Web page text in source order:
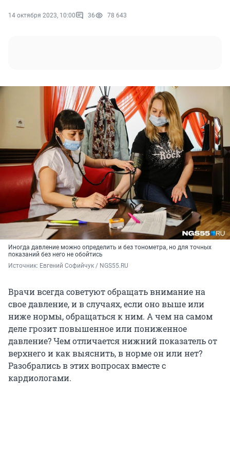
14 октября 2023, 10:00 36 78 643
Иногда давление можно определить и без тонометра, но для точных
показаний без него не обойтись
Источник: Евгений Софийчук / NGS55.RU
Врачи всегда советуют обращать внимание на
свое давление, и в случаях, если оно выше или
ниже нормы, обращаться к ним. А чем на самом
деле грозит повышенное или пониженное
давление? Чем отличается нижний показатель от
верхнего и как выяснить, в норме он или нет?
Разобрались в этих вопросах вместе с
кардиологами.